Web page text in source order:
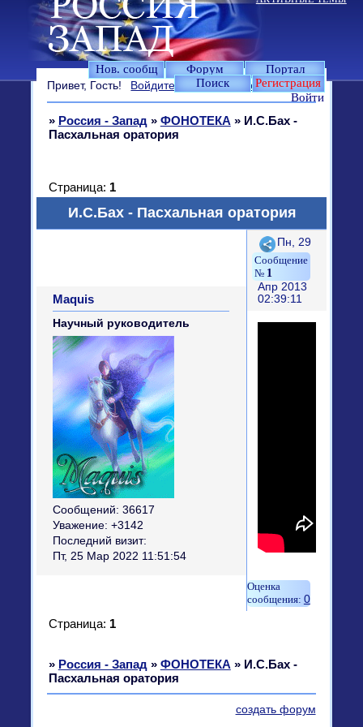
Нов. сообщ Форум
Портал
Поиск
Регистрация
Войти
Привет, Гость! Войдите илизарегистрируйтесь.
» Россия - Запад » ФОНОТЕКА » И.С.Бах -
Пасхальная оратория
И.С.Бах - Пасхальная оратория
Страница: 1
Поделиться
1
Пн, 29
Апр 2013
02:39:11
Maquis
Научный руководитель
Сообщений: 36617
Уважение: +3142
Последний визит:
Пт, 25 Мар 2022 11:51:54
0
Страница: 1
» Россия - Запад » ФОНОТЕКА » И.С.Бах -
Пасхальная оратория
создать форум